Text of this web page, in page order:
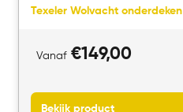
Texeler Wolvacht onderdeken
Vanaf €149,00